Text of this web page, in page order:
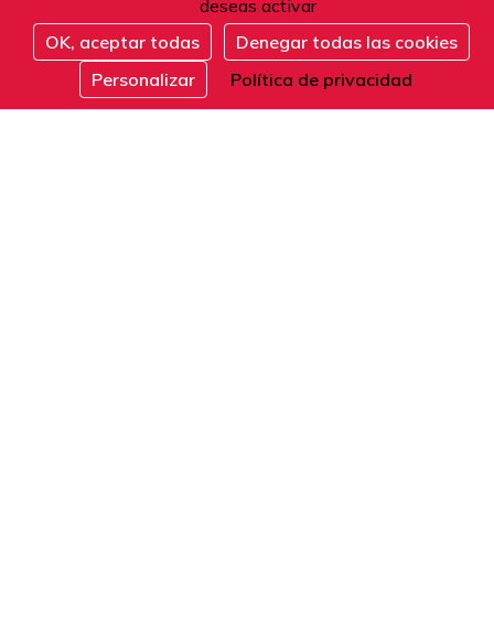
deseas activar
OK, aceptar todas
Denegar todas las cookies
Personalizar
Política de privacidad
Inscribirse
Francia
Teléfono